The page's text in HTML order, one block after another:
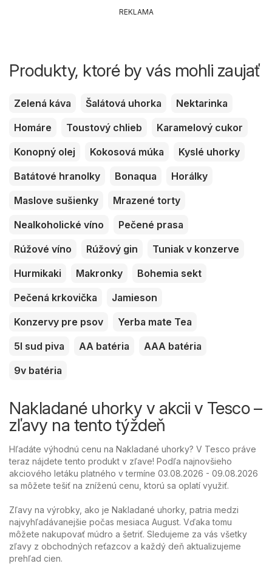
REKLAMA
Produkty, ktoré by vás mohli zaujať
Zelená káva Šalátová uhorka
Nektarinka
Homáre
Toustový chlieb
Karamelový cukor
Konopný olej
Kokosová múka
Kyslé uhorky
Batátové hranolky
Bonaqua
Horálky
Maslove sušienky
Mrazené torty
Nealkoholické víno
Pečené prasa
Rúžové víno
Rúžový gin
Tuniak v konzerve
Hurmikaki
Makronky
Bohemia sekt
Pečená krkovička
Jamieson
Konzervy pre psov
Yerba mate Tea
5l sud piva
AA batéria
AAA batéria
9v batéria
Nakladané uhorky v akcii v Tesco –
zľavy na tento týždeň
Hľadáte výhodnú cenu na Nakladané uhorky? V Tesco práve
teraz nájdete tento produkt v zľave! Podľa najnovšieho
akciového letáku platného v termíne 03.08.2026 - 09.08.2026
sa môžete tešiť na zníženú cenu, ktorú sa oplatí využiť.
Zľavy na výrobky, ako je Nakladané uhorky, patria medzi
najvyhľadávanejšie počas mesiaca August. Vďaka tomu
môžete nakupovať múdro a šetriť. Sledujeme za vás všetky
zľavy z obchodných reťazcov a každý deň aktualizujeme
prehľad cien.